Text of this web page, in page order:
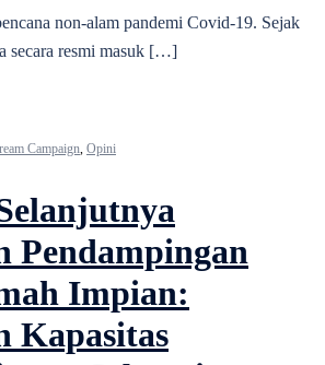
non-alam pandemi Covid-19. Sejak
secara resmi masuk […]
Campaign, Opini
Pendampingan
Impian:
Kapasitas